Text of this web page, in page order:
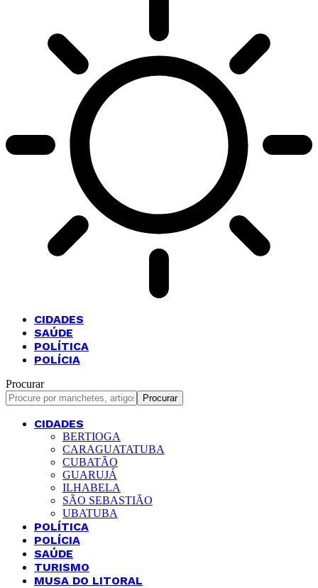
CIDADES
SAÚDE
POLÍTICA
POLÍCIA
Procurar
CIDADES
BERTIOGA
CARAGUATATUBA
CUBATÃO
GUARUJÁ
ILHABELA
SÃO SEBASTIÃO
UBATUBA
POLÍTICA
POLÍCIA
SAÚDE
TURISMO
MUSA DO LITORAL